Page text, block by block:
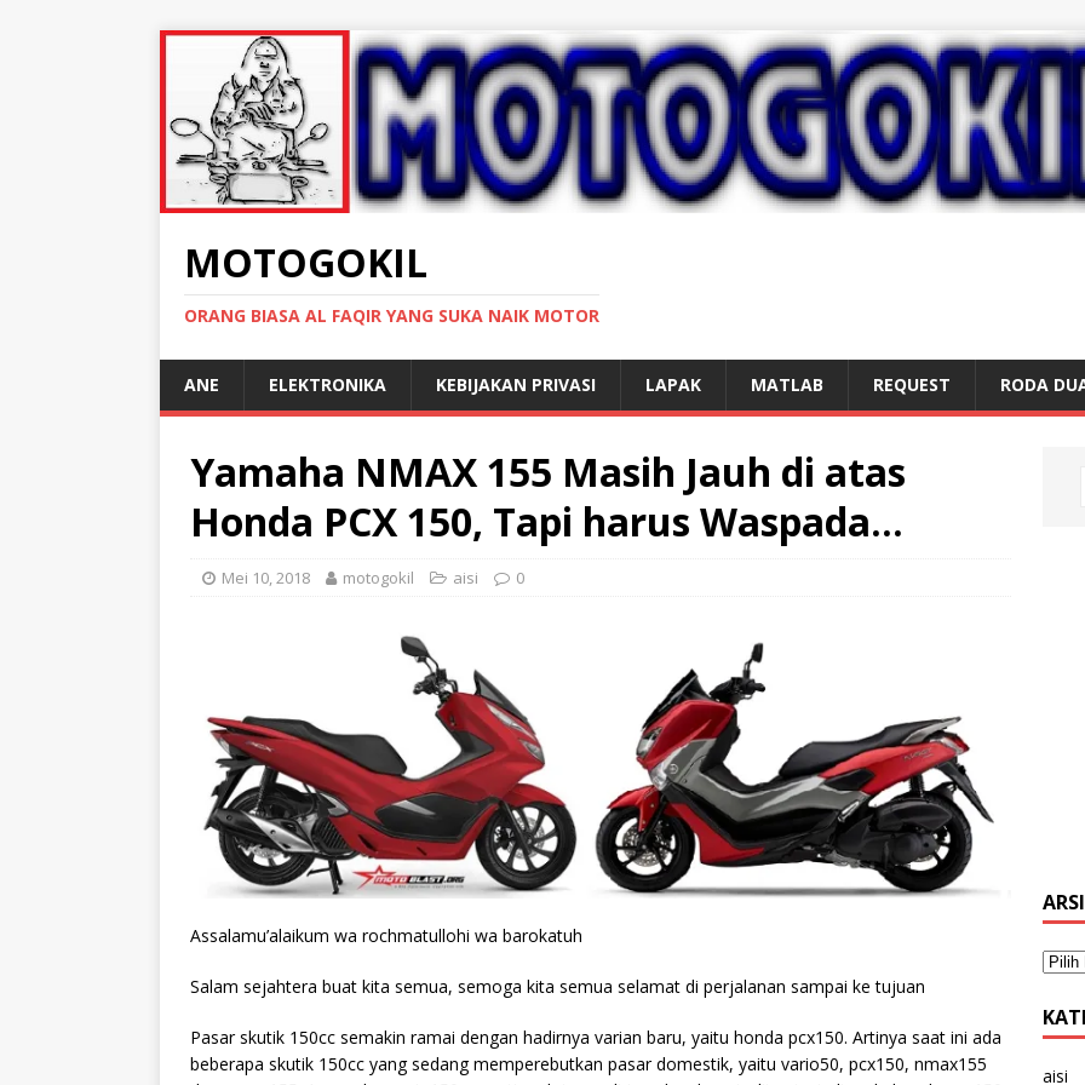
MOTOGOKIL
ORANG BIASA AL FAQIR YANG SUKA NAIK MOTOR
ANE ELEKTRONIKA KEBIJAKAN PRIVASI LAPAK MATLAB REQUEST RODA
Yamaha NMAX 155 Masih Jauh di atas
Honda PCX 150, Tapi harus Waspada…
Mei 10, 2018 motogokil aisi 0
Assalamu’alaikum wa rochmatullohi wa barokatuh
Salam sejahtera buat kita semua, semoga kita semua selamat di perjalanan sampai ke tujuan
Pasar skutik 150cc semakin ramai dengan hadirnya varian baru, yaitu honda pcx150. Artinya saat ini ada
beberapa skutik 150cc yang sedang memperebutkan pasar domestik, yaitu vario50, pcx150, nmax155
aisi